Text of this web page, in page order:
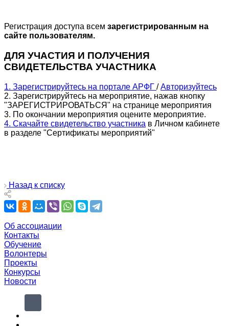
Регистрация доступа всем зарегистрированным на
сайте пользователям.
ДЛЯ УЧАСТИЯ И ПОЛУЧЕНИЯ
СВИДЕТЕЛЬСТВА УЧАСТНИКА
1. Зарегистрируйтесь на портале АРФГ /Авторизуйтесь
2. Зарегистрируйтесь на мероприятие, нажав кнопку
"ЗАРЕГИСТРИРОВАТЬСЯ" на странице мероприятия
3. По окончании мероприятия оцените мероприятие.
4. Скачайте свидетельство участника в Личном кабинете
в разделе "Сертификаты мероприятий"
Назад к списку
Об ассоциации
Контакты
Обучение
Волонтеры
Проекты
Конкурсы
Новости